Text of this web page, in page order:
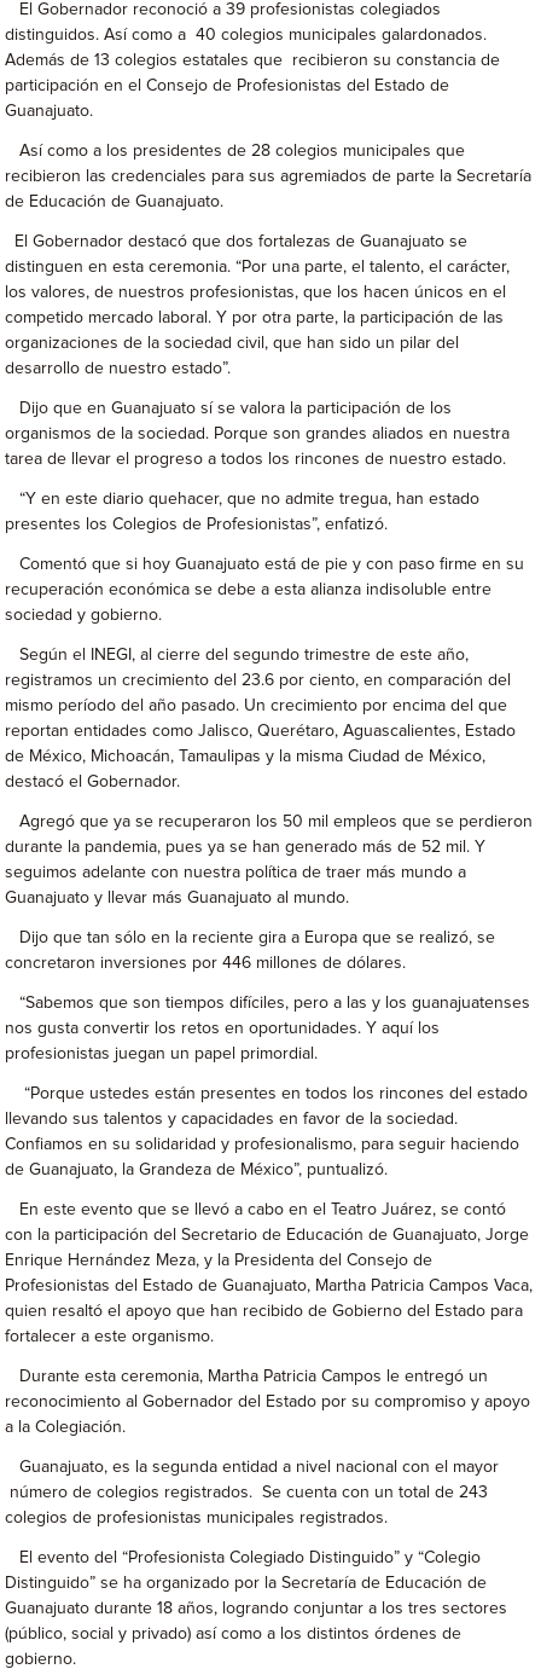
El Gobernador reconoció a 39 profesionistas colegiados
distinguidos. Así como a 40 colegios municipales galardonados.
Además de 13 colegios estatales que recibieron su constancia de
participación en el Consejo de Profesionistas del Estado de
Guanajuato.
Así como a los presidentes de 28 colegios municipales que
recibieron las credenciales para sus agremiados de parte la Secretaría
de Educación de Guanajuato.
El Gobernador destacó que dos fortalezas de Guanajuato se
distinguen en esta ceremonia. “Por una parte, el talento, el carácter,
los valores, de nuestros profesionistas, que los hacen únicos en el
competido mercado laboral. Y por otra parte, la participación de las
organizaciones de la sociedad civil, que han sido un pilar del
desarrollo de nuestro estado”.
Dijo que en Guanajuato sí se valora la participación de los
organismos de la sociedad. Porque son grandes aliados en nuestra
tarea de llevar el progreso a todos los rincones de nuestro estado.
“Y en este diario quehacer, que no admite tregua, han estado
presentes los Colegios de Profesionistas”, enfatizó.
Comentó que si hoy Guanajuato está de pie y con paso firme en su
recuperación económica se debe a esta alianza indisoluble entre
sociedad y gobierno.
Según el INEGI, al cierre del segundo trimestre de este año,
registramos un crecimiento del 23.6 por ciento, en comparación del
mismo período del año pasado. Un crecimiento por encima del que
reportan entidades como Jalisco, Querétaro, Aguascalientes, Estado
de México, Michoacán, Tamaulipas y la misma Ciudad de México,
destacó el Gobernador.
Agregó que ya se recuperaron los 50 mil empleos que se perdieron
durante la pandemia, pues ya se han generado más de 52 mil. Y
seguimos adelante con nuestra política de traer más mundo a
Guanajuato y llevar más Guanajuato al mundo.
Dijo que tan sólo en la reciente gira a Europa que se realizó, se
concretaron inversiones por 446 millones de dólares.
“Sabemos que son tiempos difíciles, pero a las y los guanajuatenses
nos gusta convertir los retos en oportunidades. Y aquí los
profesionistas juegan un papel primordial.
“Porque ustedes están presentes en todos los rincones del estado
llevando sus talentos y capacidades en favor de la sociedad.
Confiamos en su solidaridad y profesionalismo, para seguir haciendo
de Guanajuato, la Grandeza de México”, puntualizó.
En este evento que se llevó a cabo en el Teatro Juárez, se contó
con la participación del Secretario de Educación de Guanajuato, Jorge
Enrique Hernández Meza, y la Presidenta del Consejo de
Profesionistas del Estado de Guanajuato, Martha Patricia Campos Vaca,
quien resaltó el apoyo que han recibido de Gobierno del Estado para
fortalecer a este organismo.
Durante esta ceremonia, Martha Patricia Campos le entregó un
reconocimiento al Gobernador del Estado por su compromiso y apoyo
a la Colegiación.
Guanajuato, es la segunda entidad a nivel nacional con el mayor
número de colegios registrados. Se cuenta con un total de 243
colegios de profesionistas municipales registrados.
El evento del “Profesionista Colegiado Distinguido” y “Colegio
Distinguido” se ha organizado por la Secretaría de Educación de
Guanajuato durante 18 años, logrando conjuntar a los tres sectores
(público, social y privado) así como a los distintos órdenes de
gobierno.